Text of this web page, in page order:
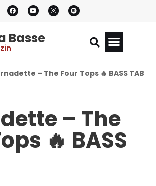
Basse
– The Four Tops 🔥 BASS TAB
– The
🔥 BASS